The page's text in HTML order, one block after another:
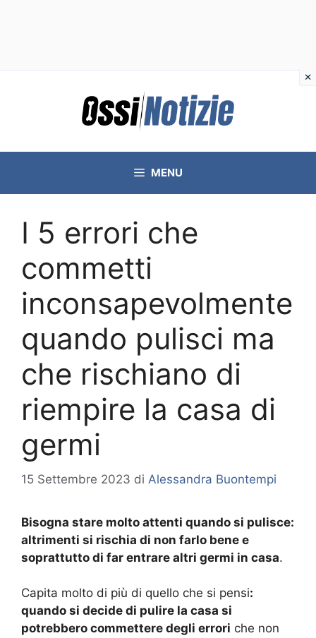
MENU
I 5 errori che
commetti
inconsapevolmente
quando pulisci ma
che rischiano di
riempire la casa di
germi
15 Settembre 2023 di Alessandra Buontempi
Bisogna stare molto attenti quando si pulisce:
altrimenti si rischia di non farlo bene e
soprattutto di far entrare altri germi in casa.
Capita molto di più di quello che si pensi:
quando si decide di pulire la casa si
potrebbero commettere degli errori che non